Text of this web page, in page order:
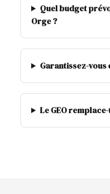
Quel budget
Orge ?
Garantissez-vous
Le GEO